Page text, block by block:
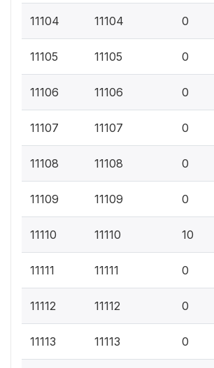
11104 11104 0
11105 11105 0
11106 11106 0
11107 11107 0
11108 11108 0
11109 11109 0
11110 11110 10
11111 11111 0
11112 11112 0
11113 11113 0